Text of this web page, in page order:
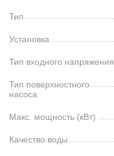
Тип
Установка
Тип входного напряжения
Тип поверхностного
насоса
Макс. мощность (кВт)
Качество воды